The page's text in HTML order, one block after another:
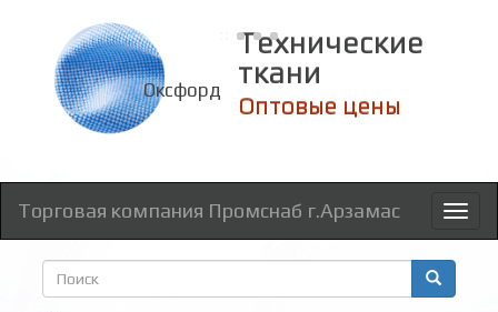
Технические
ткани
Оксфорд
Оптовые цены
Торговая компания Промснаб г.Арзамас
Форма
поиска